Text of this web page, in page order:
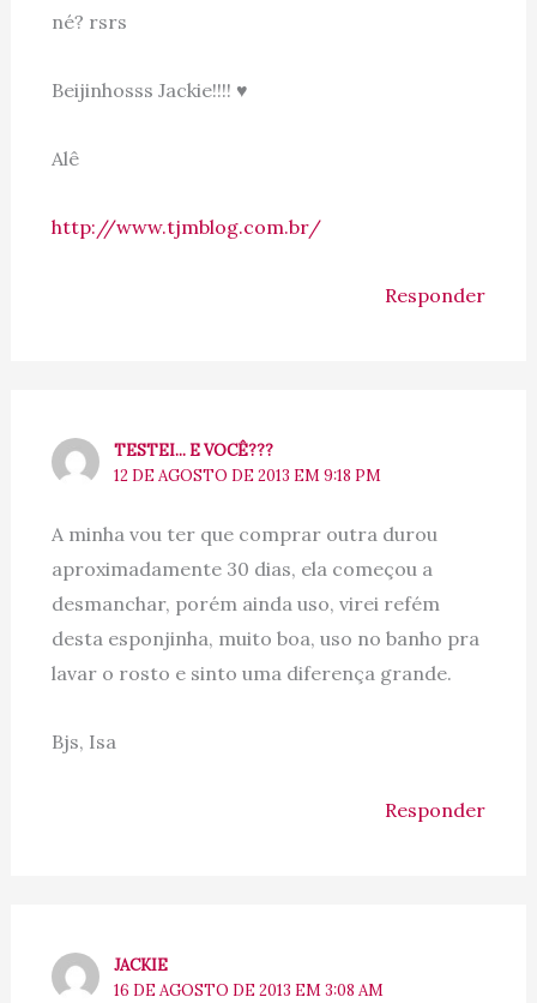
né? rsrs
Beijinhosss Jackie!!!! ♥
Alê
http://www.tjmblog.com.br/
Responder
TESTEI... E VOCÊ???
12 DE AGOSTO DE 2013 EM 9:18 PM
A minha vou ter que comprar outra durou
aproximadamente 30 dias, ela começou a
desmanchar, porém ainda uso, virei refém
desta esponjinha, muito boa, uso no banho pra
lavar o rosto e sinto uma diferença grande.
Bjs, Isa
Responder
JACKIE
16 DE AGOSTO DE 2013 EM 3:08 AM